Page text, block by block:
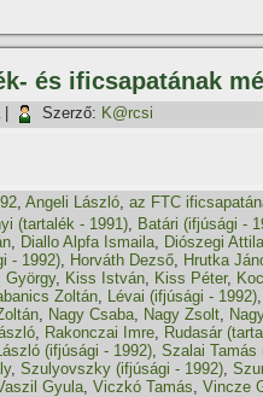
és ificsapatának
| Szerző: K@rcsi
, Angeli László, az FTC
(tartalék - 1991), Batári (ifjúsági -
, Diallo Alpfa Ismaila, Diószegi Attila
- 1992), Horváth Dezső, Hrutka
György, Kiss István, Kiss Péter,
Zoltán, Lévai (ifjúsági - 1992),
, Nagy Csaba, Nagy Zsolt,
, Rakonczai Imre, Rudasár
(ifjúsági - 1992), Szalai Tamás
, Szulyovszky (ifjúsági - 1992),
Gyula, Viczkó Tamás, Vincze